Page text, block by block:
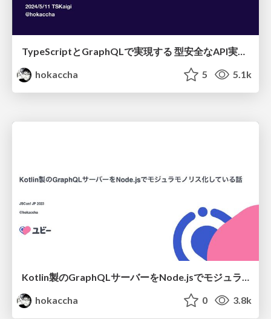
TypeScriptとGraphQLで実現する 型安全なAPI実装 / TSKaigi 2024
hokaccha
5 5.1k
hokaccha
0 3.8k